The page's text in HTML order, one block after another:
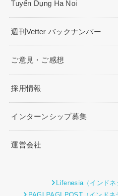
Tuyển Dụng Ha Noi
週刊Vetter バックナンバー
ご意見・ご感想
採用情報
インターンシップ募集
運営会社
Lifenesia（インドネ